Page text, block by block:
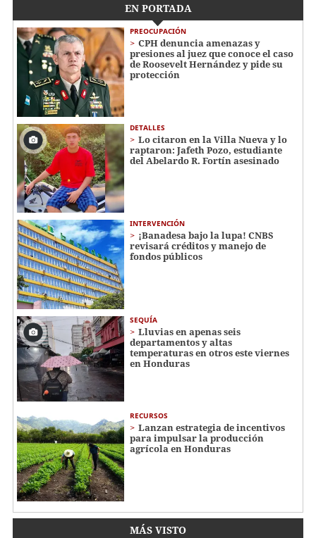
EN PORTADA
PREOCUPACIÓN
CPH denuncia amenazas y
presiones al juez que conoce el caso
de Roosevelt Hernández y pide su
protección
DETALLES
Lo citaron en la Villa Nueva y lo
raptaron: Jafeth Pozo, estudiante
del Abelardo R. Fortín asesinado
INTERVENCIÓN
¡Banadesa bajo la lupa! CNBS
revisará créditos y manejo de
fondos públicos
SEQUÍA
Lluvias en apenas seis
departamentos y altas
temperaturas en otros este viernes
en Honduras
RECURSOS
Lanzan estrategia de incentivos
para impulsar la producción
agrícola en Honduras
MÁS VISTO